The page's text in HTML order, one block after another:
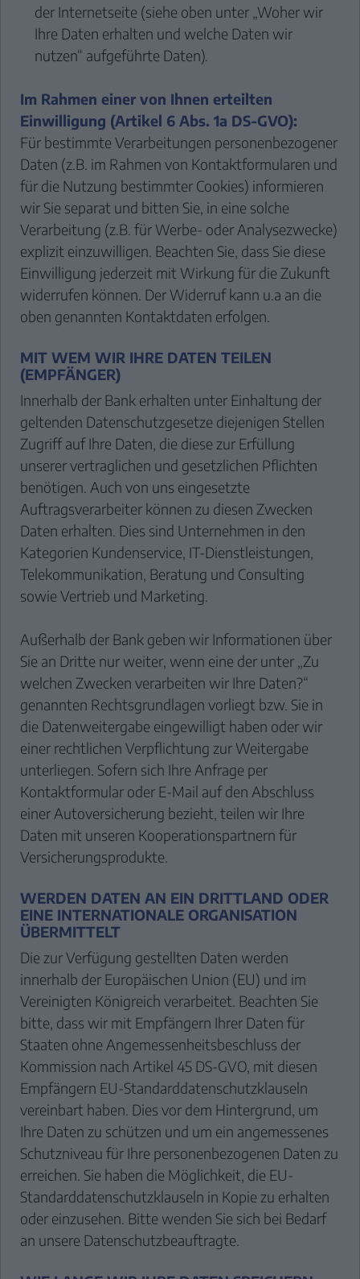
der Internetseite (siehe oben unter „Woher wir
Ihre Daten erhalten und welche Daten wir
nutzen“ aufgeführte Daten).
Im Rahmen einer von Ihnen erteilten
Einwilligung (Artikel 6 Abs. 1a DS-GVO):
Für bestimmte Verarbeitungen personenbezogener
Daten (z.B. im Rahmen von Kontaktformularen und
für die Nutzung bestimmter Cookies) informieren
wir Sie separat und bitten Sie, in eine solche
Verarbeitung (z.B. für Werbe- oder Analysezwecke)
explizit einzuwilligen. Beachten Sie, dass Sie diese
Einwilligung jederzeit mit Wirkung für die Zukunft
widerrufen können. Der Widerruf kann u.a an die
oben genannten Kontaktdaten erfolgen.
MIT WEM WIR IHRE DATEN TEILEN
(EMPFÄNGER)
Innerhalb der Bank erhalten unter Einhaltung der
geltenden Datenschutzgesetze diejenigen Stellen
Zugriff auf Ihre Daten, die diese zur Erfüllung
unserer vertraglichen und gesetzlichen Pflichten
benötigen. Auch von uns eingesetzte
Auftragsverarbeiter können zu diesen Zwecken
Daten erhalten. Dies sind Unternehmen in den
Kategorien Kundenservice, IT-Dienstleistungen,
Telekommunikation, Beratung und Consulting
sowie Vertrieb und Marketing.
Außerhalb der Bank geben wir Informationen über
Sie an Dritte nur weiter, wenn eine der unter „Zu
welchen Zwecken verarbeiten wir Ihre Daten?“
genannten Rechtsgrundlagen vorliegt bzw. Sie in
die Datenweitergabe eingewilligt haben oder wir
einer rechtlichen Verpflichtung zur Weitergabe
unterliegen. Sofern sich Ihre Anfrage per
Kontaktformular oder E-Mail auf den Abschluss
einer Autoversicherung bezieht, teilen wir Ihre
Daten mit unseren Kooperationspartnern für
Versicherungsprodukte.
WERDEN DATEN AN EIN DRITTLAND ODER
EINE INTERNATIONALE ORGANISATION
ÜBERMITTELT
Die zur Verfügung gestellten Daten werden
innerhalb der Europäischen Union (EU) und im
Vereinigten Königreich verarbeitet. Beachten Sie
bitte, dass wir mit Empfängern Ihrer Daten für
Staaten ohne Angemessenheitsbeschluss der
Kommission nach Artikel 45 DS-GVO, mit diesen
Empfängern EU-Standarddatenschutzklauseln
vereinbart haben. Dies vor dem Hintergrund, um
Ihre Daten zu schützen und um ein angemessenes
Schutzniveau für Ihre personenbezogenen Daten zu
erreichen. Sie haben die Möglichkeit, die EU-
Standarddatenschutzklauseln in Kopie zu erhalten
oder einzusehen. Bitte wenden Sie sich bei Bedarf
an unsere Datenschutzbeauftragte.